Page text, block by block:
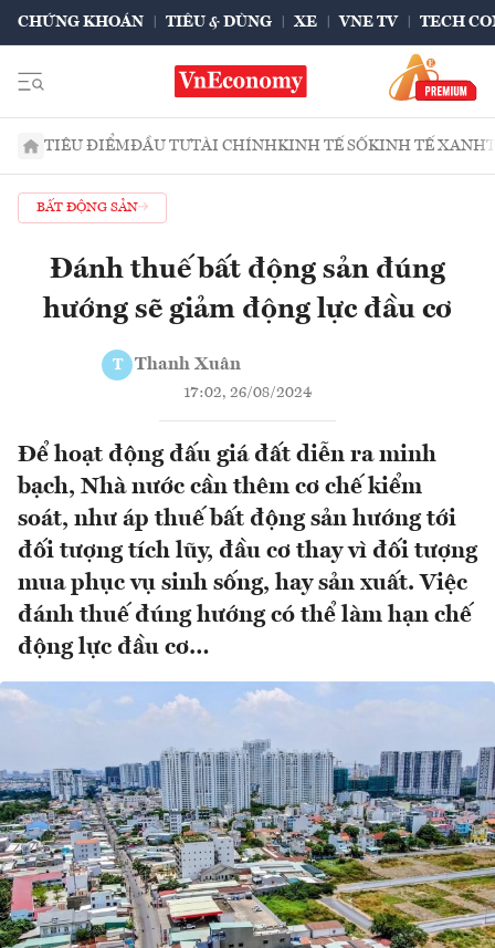
CHỨNG KHOÁN TIÊU & DÙNG XE VNE TV TECH
TIÊU ĐIỂMĐẦU TƯTÀI CHÍNHKINH TẾ SỐKINH TẾ XANH
BẤT ĐỘNG SẢN
Đánh thuế bất động sản đúng
hướng sẽ giảm động lực đầu cơ
T Thanh Xuân
17:02, 26/08/2024
Để hoạt động đấu giá đất diễn ra minh
bạch, Nhà nước cần thêm cơ chế kiểm
soát, như áp thuế bất động sản hướng tới
đối tượng tích lũy, đầu cơ thay vì đối tượng
mua phục vụ sinh sống, hay sản xuất. Việc
đánh thuế đúng hướng có thể làm hạn chế
động lực đầu cơ…